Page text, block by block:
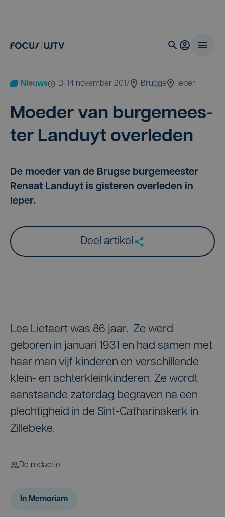
Nieuws di 14 november 2017 Brugge Ieper
Moe­der van bur­ge­mees­
ter Lan­duyt overleden
De moeder van de Brugse burgemeester
Renaat Landuyt is gisteren overleden in
Ieper.
Deel artikel
Lea Lietaert was 86 jaar. Ze werd
geboren in januari 1931 en had samen met
haar man vijf kinderen en verschillende
klein- en achterkleinkinderen. Ze wordt
aanstaande zaterdag begraven na een
plechtigheid in de Sint-Catharinakerk in
Zillebeke.
De redactie
In Memoriam